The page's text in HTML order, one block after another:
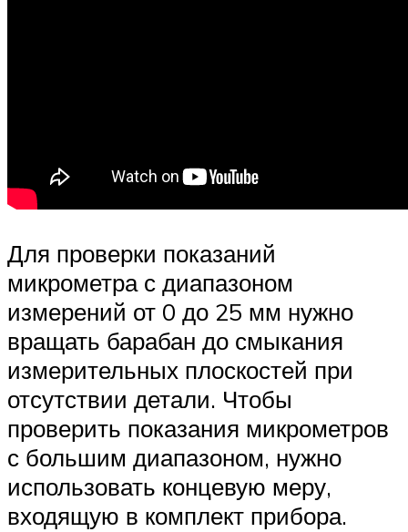
Для проверки показаний
микрометра с диапазоном
измерений от 0 до 25 мм нужно
вращать барабан до смыкания
измерительных плоскостей при
отсутствии детали. Чтобы
проверить показания микрометров
с большим диапазоном, нужно
использовать концевую меру,
входящую в комплект прибора.